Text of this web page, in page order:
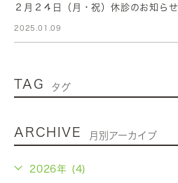
２月２４日（月・祝）休診のお知らせ
2025.01.09
TAG タグ
ARCHIVE 月別アーカイブ
2026年 (4)